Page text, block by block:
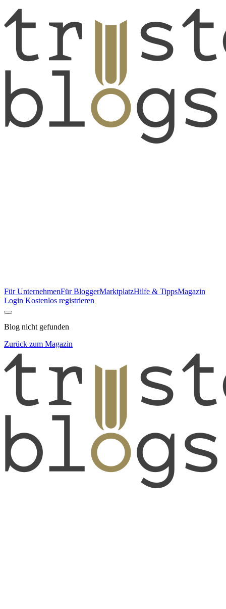
Für UnternehmenFür BloggerMarktplatzHilfe & TippsMagazin
Login Kostenlos registrieren
Blog nicht gefunden
Zurück zum Magazin